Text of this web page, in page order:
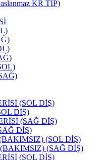
KR TİP)
(SOL DİŞ)
DİŞ)
(SAĞ DİŞ)
DİŞ)
(SOL DİŞ)
(SAĞ DİŞ)
(SOL DİŞ)